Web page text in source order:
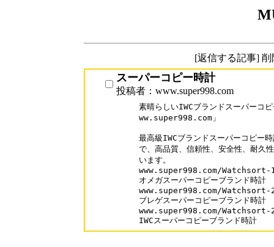
[返信する記事]
スーパーコピー時計
投稿者：www.super998.com
素晴らしいIWCブランドスーパーコ
ww.super998.com」
最高級IWCブランドスーパーコピー
で、高品質、信頼性、安全性、耐久
います。
www.super998.com/
オメガスーパーコピーブランド時計
www.super998.com/
ブレゲスーパーコピーブランド時計
www.super998.com/
IWCスーパーコピーブランド時計